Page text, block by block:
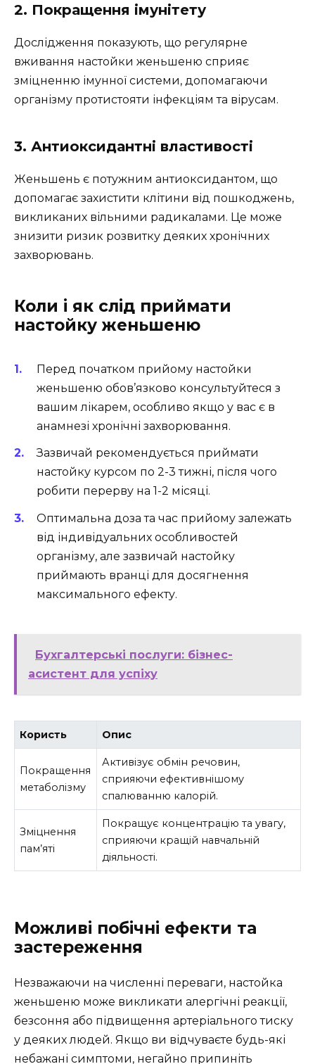
2. Покращення імунітету
Дослідження показують, що регулярне
вживання настойки женьшеню сприяє
зміцненню імунної системи, допомагаючи
організму протистояти інфекціям та вірусам.
3. Антиоксидантні властивості
Женьшень є потужним антиоксидантом, що
допомагає захистити клітини від пошкоджень,
викликаних вільними радикалами. Це може
знизити ризик розвитку деяких хронічних
захворювань.
Коли і як слід приймати
настойку женьшеню
Перед початком прийому настойки
женьшеню обов’язково консультуйтеся з
вашим лікарем, особливо якщо у вас є в
анамнезі хронічні захворювання.
Зазвичай рекомендується приймати
настойку курсом по 2-3 тижні, після чого
робити перерву на 1-2 місяці.
Оптимальна доза та час прийому залежать
від індивідуальних особливостей
організму, але зазвичай настойку
приймають вранці для досягнення
максимального ефекту.
Бухгалтерські послуги: бізнес-
асистент для успіху
Користь Опис
Покращення
метаболізму
Активізує обмін речовин,
сприяючи ефективнішому
спалюванню калорій.
Зміцнення
пам’яті
Покращує концентрацію та увагу,
сприяючи кращій навчальній
діяльності.
Можливі побічні ефекти та
застереження
Незважаючи на численні переваги, настойка
женьшеню може викликати алергічні реакції,
безсоння або підвищення артеріального тиску
у деяких людей. Якщо ви відчуваєте будь-які
небажані симптоми, негайно припиніть